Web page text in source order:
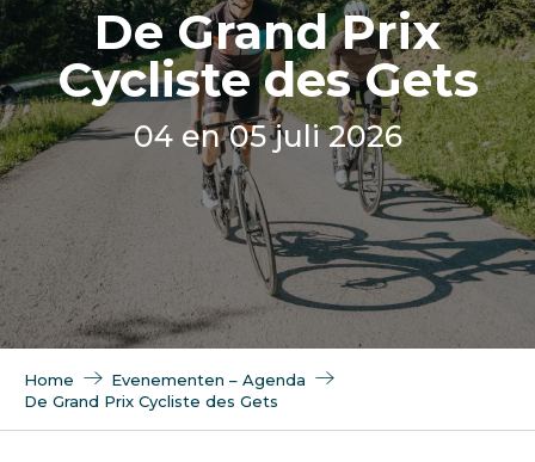
De Grand Prix
Cycliste des Gets
04 en 05 juli 2026
Home
Evenementen – Agenda
De Grand Prix Cycliste des Gets